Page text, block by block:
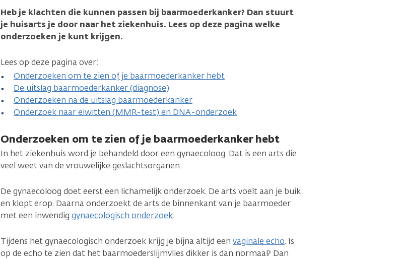
Heb je klachten die kunnen passen bij baarmoederkanker? Dan stuurt
je huisarts je door naar het ziekenhuis. Lees op deze pagina welke
onderzoeken je kunt krijgen.
Lees op deze pagina over:
Onderzoeken om te zien of je baarmoederkanker hebt
De uitslag baarmoederkanker (diagnose)
Onderzoeken na de uitslag baarmoederkanker
Onderzoek naar eiwitten (MMR-test) en DNA-onderzoek
Onderzoeken om te zien of je baarmoederkanker hebt
In het ziekenhuis word je behandeld door een gynaecoloog. Dat is een arts die
veel weet van de vrouwelijke geslachtsorganen.
De gynaecoloog doet eerst een lichamelijk onderzoek. De arts voelt aan je buik
en klopt erop. Daarna onderzoekt de arts de binnenkant van je baarmoeder
met een inwendig gynaecologisch onderzoek.
Tijdens het gynaecologisch onderzoek krijg je bijna altijd een vaginale echo. Is
op de echo te zien dat het baarmoederslijmvlies dikker is dan normaal? Dan